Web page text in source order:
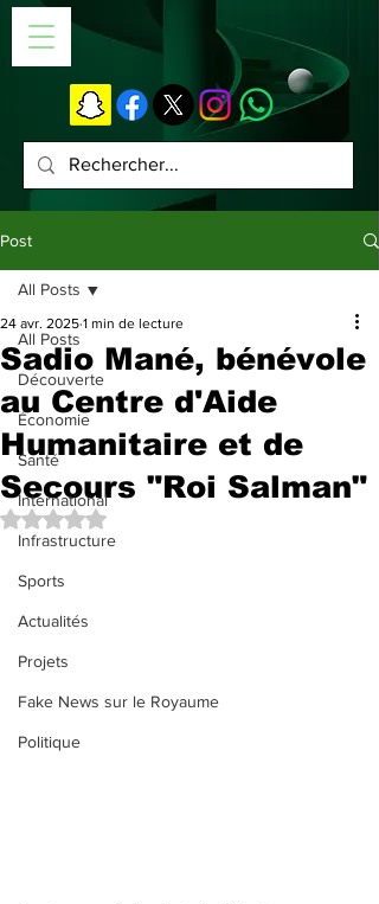
Post
All Posts
Découverte
Économie
Santé
International
Infrastructure
Sports
Actualités
Projets
Fake News sur le Royaume
Politique
All Posts
Sadio Mané, bénévole
au Centre d'Aide
Humanitaire et de
Secours "Roi Salman"
24 avr. 2025 1 min de lecture
Noté NaN étoiles sur 5.